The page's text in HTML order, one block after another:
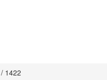
/1422